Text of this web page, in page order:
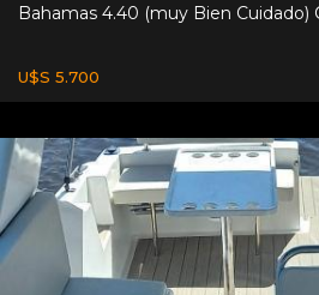
Bahamas 4.40 (muy Bien Cuidado)
U$S 5.700